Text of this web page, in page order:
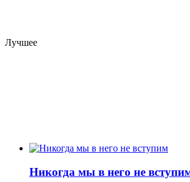
Лучшее
Никогда мы в него не